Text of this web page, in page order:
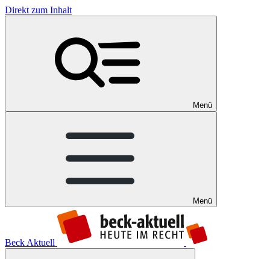
Direkt zum Inhalt
Menü
Menü
Beck Aktuell